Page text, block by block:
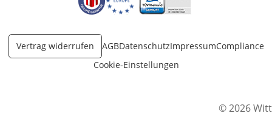
Öffnet in neuem Fenster
Öffnet in neuem Fenster
Öffnet in neuem Fenster
Vertrag widerrufen AGBDatenschutzImpressumCompliance
Cookie-Einstellungen
© 2026 Witt